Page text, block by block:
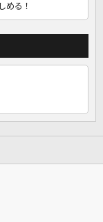
める！